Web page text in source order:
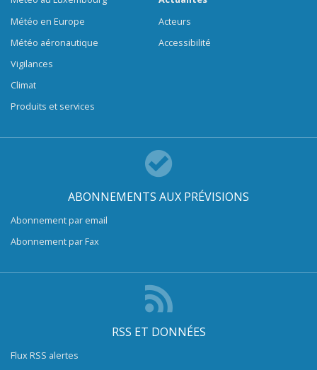
Météo en Europe
Météo aéronautique
Vigilances
Climat
Produits et services
Acteurs
Accessibilité
ABONNEMENTS AUX PRÉVISIONS
Abonnement par email
Abonnement par Fax
RSS ET DONNÉES
Flux RSS alertes